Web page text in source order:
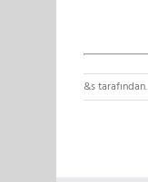
&s tarafından.